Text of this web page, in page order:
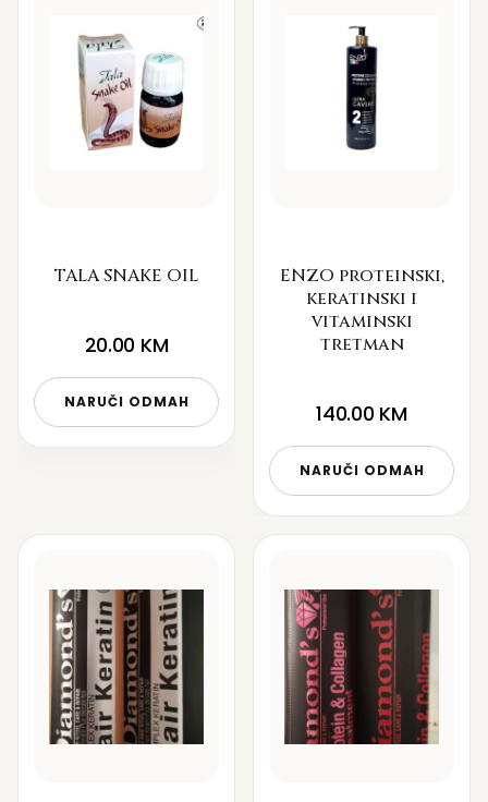
TALA SNAKE OIL
20.00 KM
NARUČI ODMAH
ENZO proteinski,
keratinski i
vitaminski
tretman
140.00 KM
NARUČI ODMAH